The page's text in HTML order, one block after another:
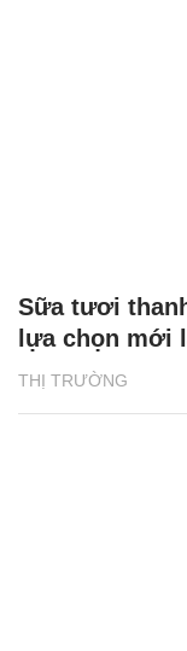
THỊ TRƯỜNG
Sữa tươi
lựa chọn mới